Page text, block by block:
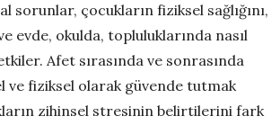
sorunlar, çocukların fiziksel sağlığını,
evde, okulda, topluluklarında nasıl
Afet sırasında ve sonrasında
ve fiziksel olarak güvende tutmak
zihinsel stresinin belirtilerini fark